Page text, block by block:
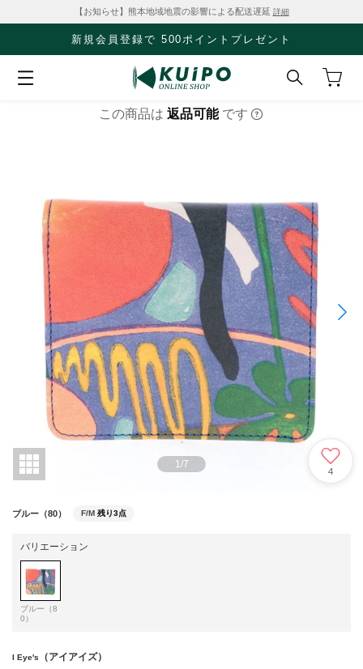
【お知らせ】熊本地域地震の影響による配送遅延 詳細
新規会員登録で 500ポイントプレゼント
この商品は 返品可能 です
1/7
4
ブルー（80） F/M 残り3点
バリエーション
ブルー（8
0）
I Eye's （アイアイズ）